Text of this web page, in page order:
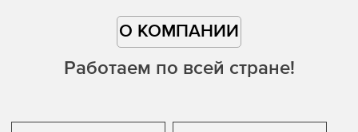
О КОМПАНИИ
Работаем по всей стране!